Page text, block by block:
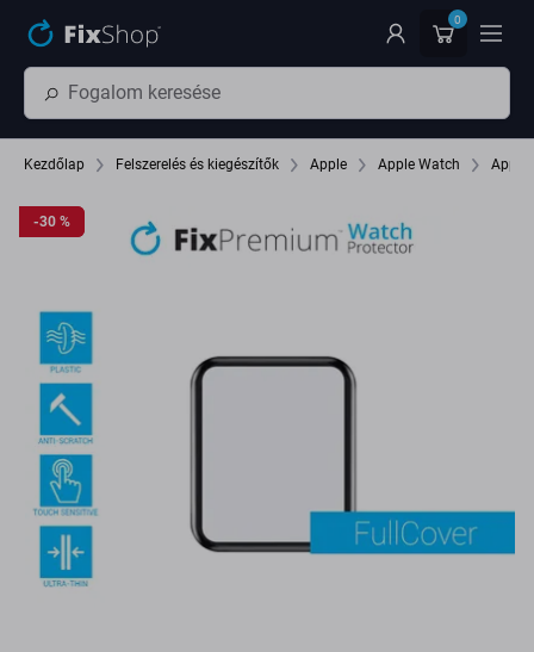
0
Kezdőlap Felszerelés és kiegészítők Apple Apple Watch Apple
-30 %
-30 %